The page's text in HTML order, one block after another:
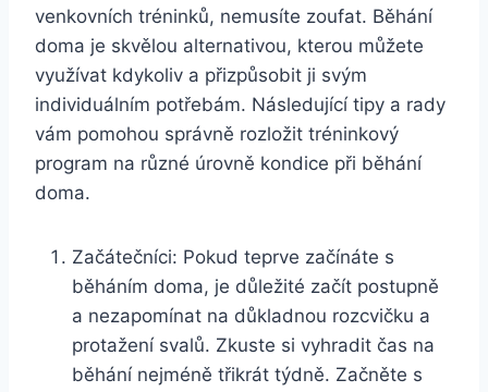
venkovních tréninků, nemusíte zoufat. Běhání
doma je skvělou alternativou, kterou můžete
využívat kdykoliv a přizpůsobit ji svým
individuálním potřebám. Následující tipy a rady
vám pomohou správně rozložit tréninkový
program na různé úrovně kondice při běhání
doma.
Začátečníci: Pokud teprve začínáte s
běháním doma, je důležité začít postupně
a nezapomínat na důkladnou rozcvičku a
protažení svalů. Zkuste si vyhradit čas na
běhání nejméně třikrát týdně. Začněte s